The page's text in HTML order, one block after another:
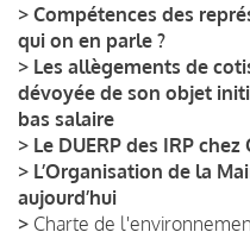
> Compétences des
qui on en parle ?
> Les allègements de
dévoyée de son objet
bas salaire
> Le DUERP des IRP
> L’Organisation de la
aujourd’hui
> Charte de